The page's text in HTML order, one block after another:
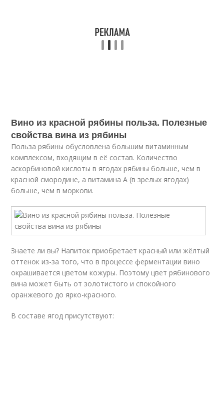
Вино из красной рябины польза. Полезные
свойства вина из рябины
Польза рябины обусловлена большим витаминным
комплексом, входящим в её состав. Количество
аскорбиновой кислоты в ягодах рябины больше, чем в
красной смородине, а витамина А (в зрелых ягодах)
больше, чем в моркови.
Знаете ли вы? Напиток приобретает красный или жёлтый
оттенок из-за того, что в процессе ферментации вино
окрашивается цветом кожуры. Поэтому цвет рябинового
вина может быть от золотистого и спокойного
оранжевого до ярко-красного.
В составе ягод присутствуют: